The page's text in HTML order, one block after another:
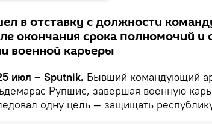
в отставку с должности
окончания срока полномочий и
военной карьеры
июл – Sputnik. Бывший командующий
Рупшис, завершая военную
одну цель — защищать